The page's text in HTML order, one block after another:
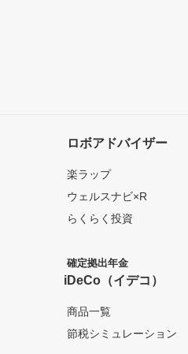
ロボアドバイザー
楽ラップ
ウェルスナビ×R
らくらく投資
確定拠出年金
iDeCo（イデコ）
商品一覧
節税シミュレーション